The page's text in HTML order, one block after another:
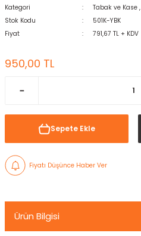
Kategori Tabak ve Kase ,
Stok Kodu
501K-YBK
Fiyat
791,67 TL + KDV
950,00 TL
Sepete Ekle
Fiyatı Düşünce Haber Ver
Ürün Bilgisi